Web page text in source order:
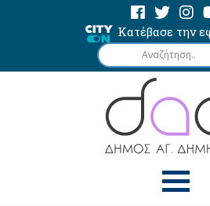
Κατέβασε την